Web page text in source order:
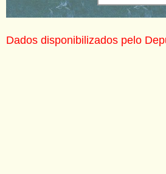
Dados disponibilizados pelo